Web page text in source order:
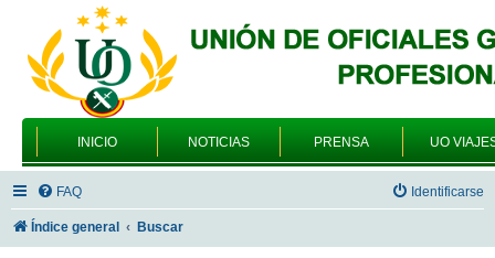
INICIO NOTICIAS PRENSA UO
FAQ Identificarse
Índice general Buscar